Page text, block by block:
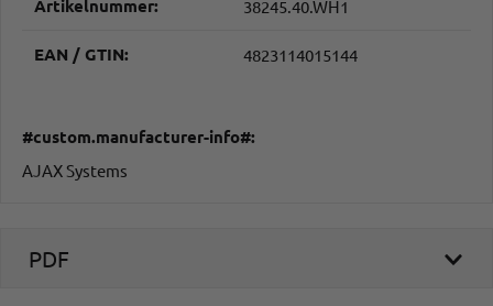
Artikelnummer: 38245.40.WH1
EAN / GTIN: 4823114015144
#custom.manufacturer-info#:
AJAX Systems
PDF